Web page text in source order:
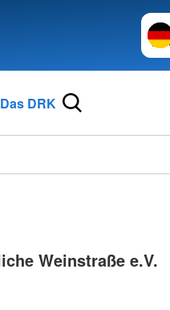
Das DRK
Weinstraße e.V.